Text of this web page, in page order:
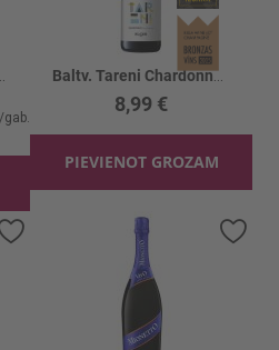
Baltv. Tareni Chardonnay 12.5%
8,99 €
PIEVIENOT GROZAM
Pievienot vēlmju sarakstam